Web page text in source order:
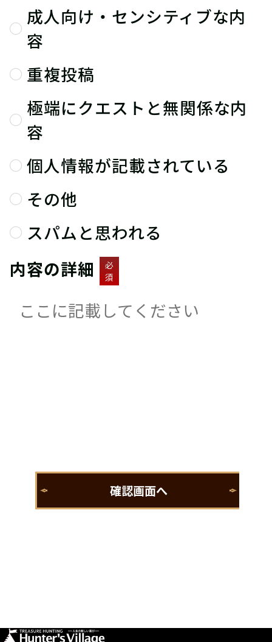
成人向け・センシティブな内
容
重複投稿
極端にクエストと無関係な内
容
個人情報が記載されている
その他
スパムと思われる
内容の詳細
必
須